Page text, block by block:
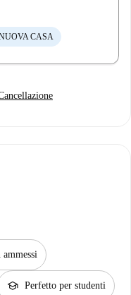
CASA
school Perfetto per studenti